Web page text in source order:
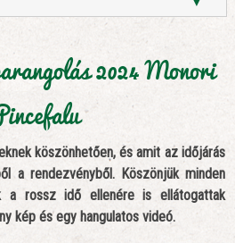
2024 Monori
köszönhetően, és amit az időjárás
a rendezvényből. Köszönjük minden
a rossz idő ellenére is ellátogattak
kép és egy hangulatos videó.